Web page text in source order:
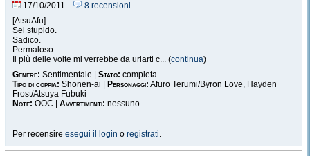
17/10/2011
8 recensioni
[AtsuAfu]
Sei stupido.
Sadico.
Permaloso
Il più delle volte mi verrebbe da urlarti c... (continua)
Genere: Sentimentale | Stato: completa
Tipo di coppia: Shonen-ai | Personaggi: Afuro Terumi/Byron Love, Hayden
Frost/Atsuya Fubuki
Note: OOC | Avvertimenti: nessuno
Per recensire esegui il login o registrati.